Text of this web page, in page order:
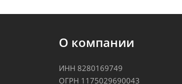
О компании
ИНН 8280169749
ОГРН 1175029690043